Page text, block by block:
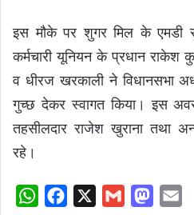
इस मौके पर शुगर मिल के एमडी
कर्मचारी यूनियन के प्रधान राकेश
व धीरज खरकाली ने विधानसभा
गुच्छ देकर स्वागत किया। इस
तहसीलदार राजेश खुराना तथा
रहे।
W
M